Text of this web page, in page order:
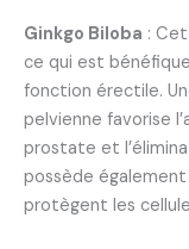
Ginkgo Biloba :
ce qui est
fonction érectile.
pelvienne favorise
prostate et
possède
protègent les